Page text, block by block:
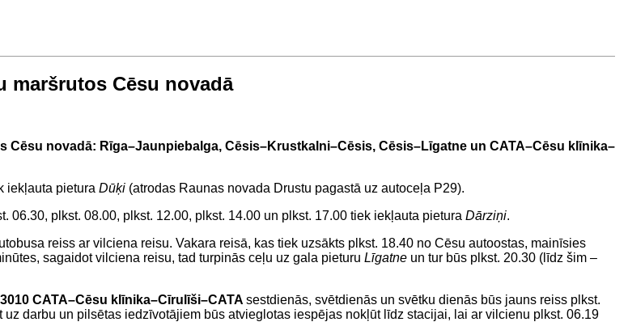
maršrutos Cēsu novadā
novadā: Rīga–Jaunpiebalga, Cēsis–Krustkalni–Cēsis, Cēsis–Līgatne un CATA–Cēsu klīnika–
iekļauta pietura Dūķi (atrodas Raunas novada Drustu pagastā uz autoceļa P29).
06.30, plkst. 08.00, plkst. 12.00, plkst. 14.00 un plkst. 17.00 tiek iekļauta pietura Dārziņi.
reiss ar vilciena reisu. Vakara reisā, kas tiek uzsākts plkst. 18.40 no Cēsu autoostas, mainīsies
sagaidot vilciena reisu, tad turpinās ceļu uz gala pieturu Līgatne un tur būs plkst. 20.30 (līdz šim –
CATA–Cēsu klīnika–Cīrulīši–CATA sestdienās, svētdienās un svētku dienās būs jauns reiss plkst.
darbu un pilsētas iedzīvotājiem būs atvieglotas iespējas nokļūt līdz stacijai, lai ar vilcienu plkst. 06.19